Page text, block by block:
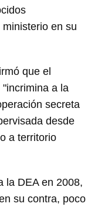
en su
que el
a la
secreta
desde
a territorio
la DEA en 2008,
su contra, poco